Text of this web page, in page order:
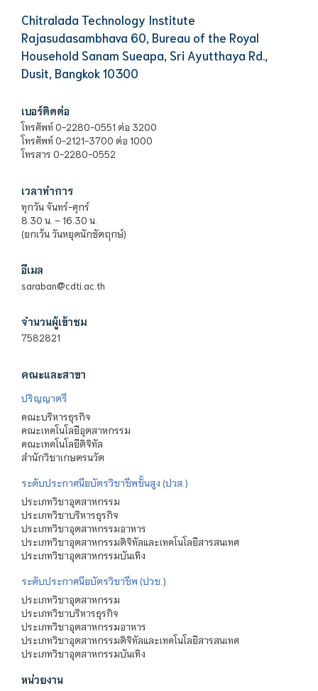
Chitralada Technology Institute
Rajasudasambhava 60, Bureau of the Royal
Household Sanam Sueapa, Sri Ayutthaya Rd.,
Dusit, Bangkok 10300
เบอร์ติดต่อ
โทรศัพท์ 0-2280-0551 ต่อ 3200
โทรศัพท์ 0-2121-3700 ต่อ 1000
โทรสาร 0-2280-0552
เวลาทำการ
ทุกวัน จันทร์-ศุกร์
8.30 น. – 16.30 น.
(ยกเว้น วันหยุดนักขัตฤกษ์)
อีเมล
saraban@cdti.ac.th
จำนวนผู้เข้าชม
7582821
คณะและสาขา
ปริญญาตรี
คณะบริหารธุรกิจ
คณะเทคโนโลยีอุตสาหกรรม
คณะเทคโนโลยีดิจิทัล
สำนักวิชาเกษตรนวัต
ระดับประกาศนียบัตรวิชาชีพชั้นสูง (ปวส.)
ประเภทวิชาอุตสาหกรรม
ประเภทวิชาบริหารธุรกิจ
ประเภทวิชาอุตสาหกรรมอาหาร
ประเภทวิชาอุตสาหกรรมดิจิทัลและเทคโนโลยีสารสนเทศ
ประเภทวิชาอุตสาหกรรมบันเทิง
ระดับประกาศนียบัตรวิชาชีพ (ปวช.)
ประเภทวิชาอุตสาหกรรม
ประเภทวิชาบริหารธุรกิจ
ประเภทวิชาอุตสาหกรรมอาหาร
ประเภทวิชาอุตสาหกรรมดิจิทัลและเทคโนโลยีสารสนเทศ
ประเภทวิชาอุตสาหกรรมบันเทิง
หน่วยงาน